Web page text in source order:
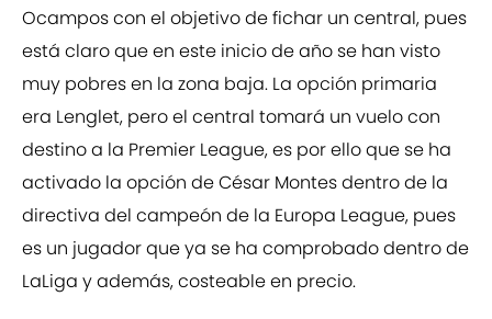
Ocampos con el objetivo de fichar un central, pues
está claro que en este inicio de año se han visto
muy pobres en la zona baja. La opción primaria
era Lenglet, pero el central tomará un vuelo con
destino a la Premier League, es por ello que se ha
activado la opción de César Montes dentro de la
directiva del campeón de la Europa League, pues
es un jugador que ya se ha comprobado dentro de
LaLiga y además, costeable en precio.